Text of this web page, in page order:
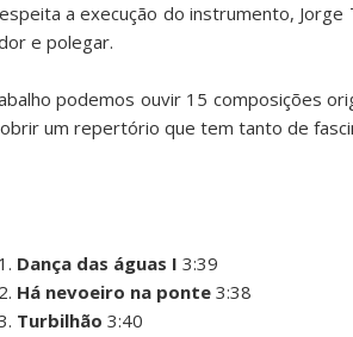
a execução do instrumento,
e polegar.
podemos ouvir 15 composições
um repertório que tem tanto de
1. Dança das águas I 3:39
2. Há nevoeiro na ponte 3:38
Turbilhão 3:40